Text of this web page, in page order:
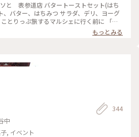
と 表参道店 バタートーストセット(はち
、バター、はちみつ サラダ、デリ、ヨーグ
とりっぷ旅するマルシェに行く前に 「パ
」で モーニング☆ 久しぶりの表参道店☆
で順番待ちも ワクワク☆ モーニングメニ
体に じんわり溶けていきます…☆ はちみつ
ト #モーニング #パン #ベーカリーカフ
もっとみる
中
, イベント
344